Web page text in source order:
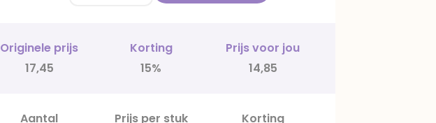
Originele prijs Korting
Prijs voor jou
17,45
15% 14,85
Aantal Prijs per stuk
Korting